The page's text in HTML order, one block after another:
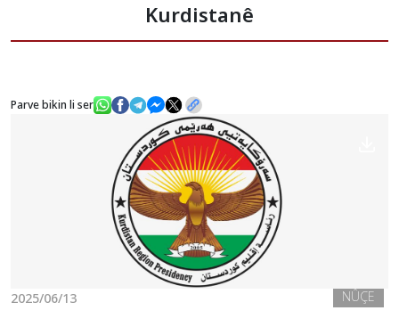
Stafê Serokatiyê
Sazî
Kurdistanê
Parve bikin li ser
2025/06/13 NÛÇE